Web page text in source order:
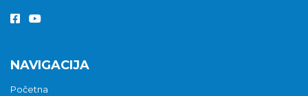
NAVIGACIJA
Početna